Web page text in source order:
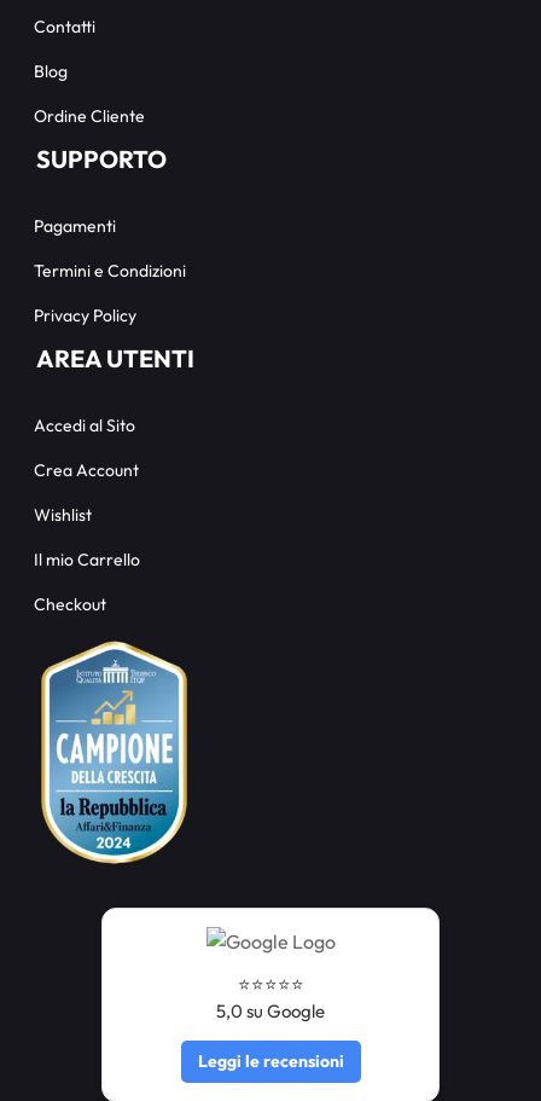
Contatti
Blog
Ordine Cliente
SUPPORTO
Pagamenti
Termini e Condizioni
Privacy Policy
AREA UTENTI
Accedi al Sito
Crea Account
Wishlist
Il mio Carrello
Checkout
⭐️⭐️⭐️⭐️⭐️
5,0 su Google
Leggi le recensioni